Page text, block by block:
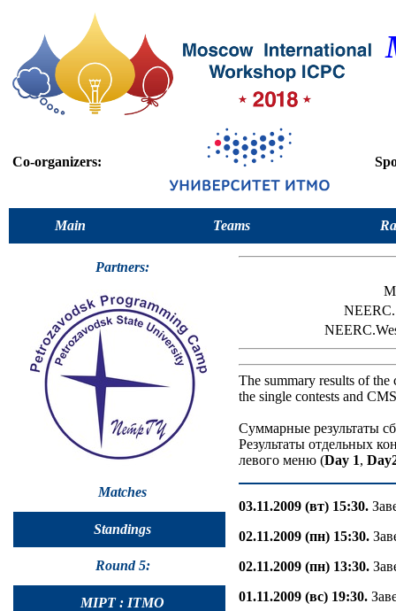
Co-organizers:
Main Teams
Partners:
Matches
Standings
Round 5:
MIPT : ITMO
The summary results of
the single contests and
Суммарные результаты
Результаты отдельных
левого меню (Day 1,
03.11.2009 (вт) 15:30.
02.11.2009 (пн) 15:30.
02.11.2009 (пн) 13:30.
01.11.2009 (вс) 19:30.